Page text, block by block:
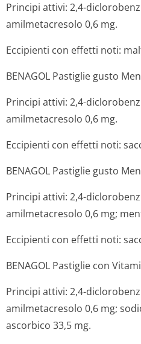
Principi attivi: 2,4-
amilmetacresolo 0,6 mg.
Eccipienti con effetti noti:
BENAGOL Pastiglie gusto
Principi attivi: 2,4-
amilmetacresolo 0,6 mg.
Eccipienti con effetti noti:
BENAGOL Pastiglie gusto
Principi attivi: 2,4-
amilmetacresolo 0,6 mg;
Eccipienti con effetti noti:
BENAGOL Pastiglie con
Principi attivi: 2,4-
amilmetacresolo 0,6 mg;
ascorbico 33,5 mg.